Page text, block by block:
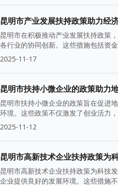
昆明市产业发展扶持政策助力经
昆明市在积极推动产业发展扶持政策
各行业的协同创新。这些措施包括资
础。
2025-11-17
昆明市扶持小微企业的政策助力
昆明市扶持小微企业的政策旨在促进
环境。这些政策不仅激发了创业活力
2025-11-12
昆明市高新技术企业扶持政策为
昆明市高新技术企业扶持政策为科技
企业提供良好的发展环境。这些措施